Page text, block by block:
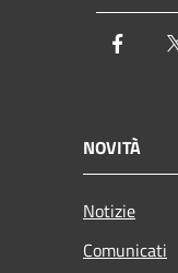
NOVITÀ
Notizie
Comunicati